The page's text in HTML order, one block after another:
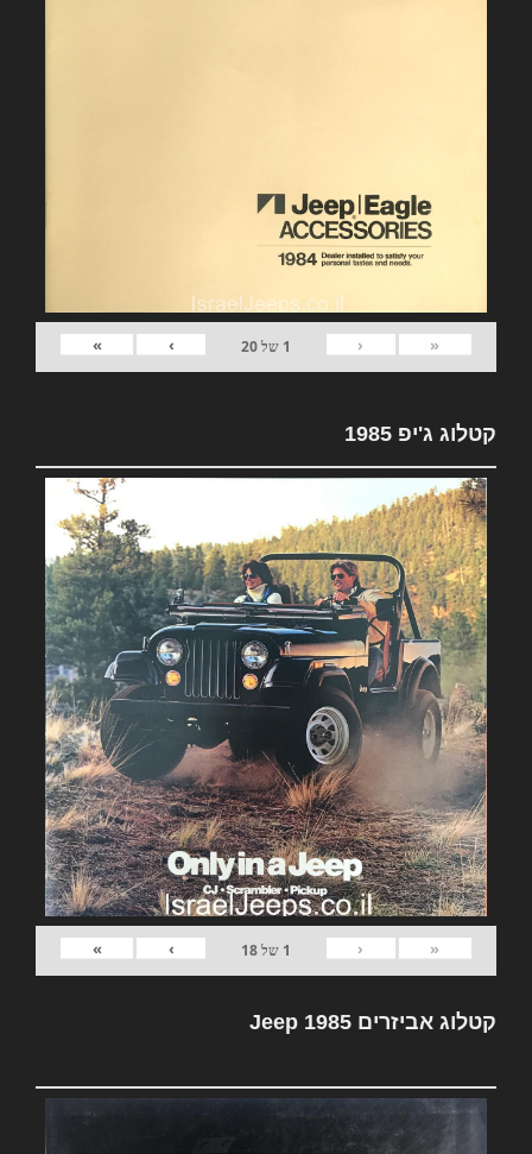
«
‹
1 של20
›
»
קטלוג ג'יפ 1985
«
‹
1 של18
›
»
קטלוג אביזרים Jeep 1985